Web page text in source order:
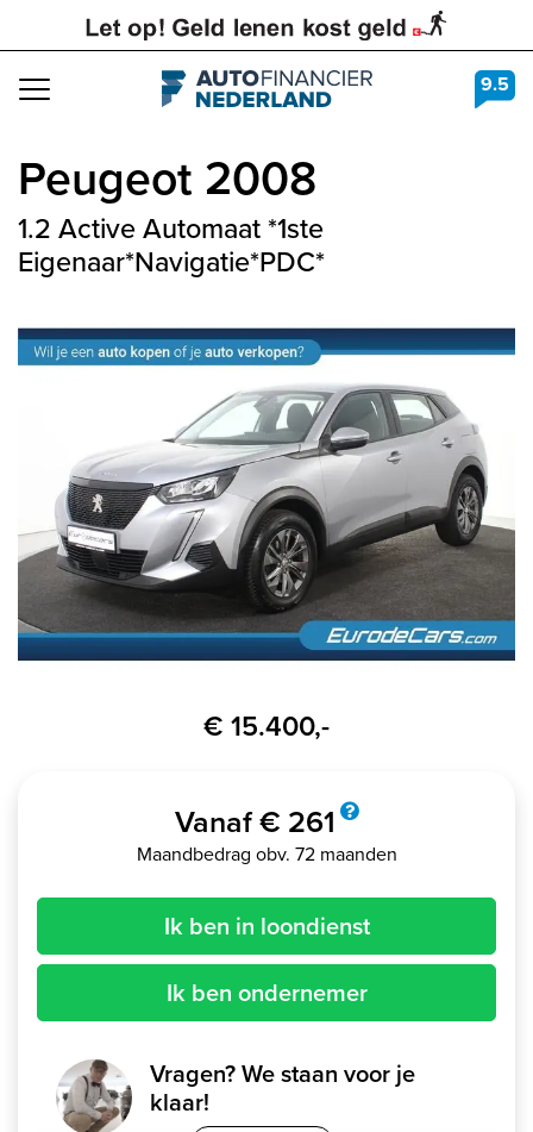
Navigation 9.5
Peugeot 2008
1.2 Active Automaat *1ste
Eigenaar*Navigatie*PDC*
€ 15.400,-
Vanaf € 261
Maandbedrag obv. 72 maanden
Ik ben in loondienst
Ik ben ondernemer
Vragen? We staan voor je
klaar!